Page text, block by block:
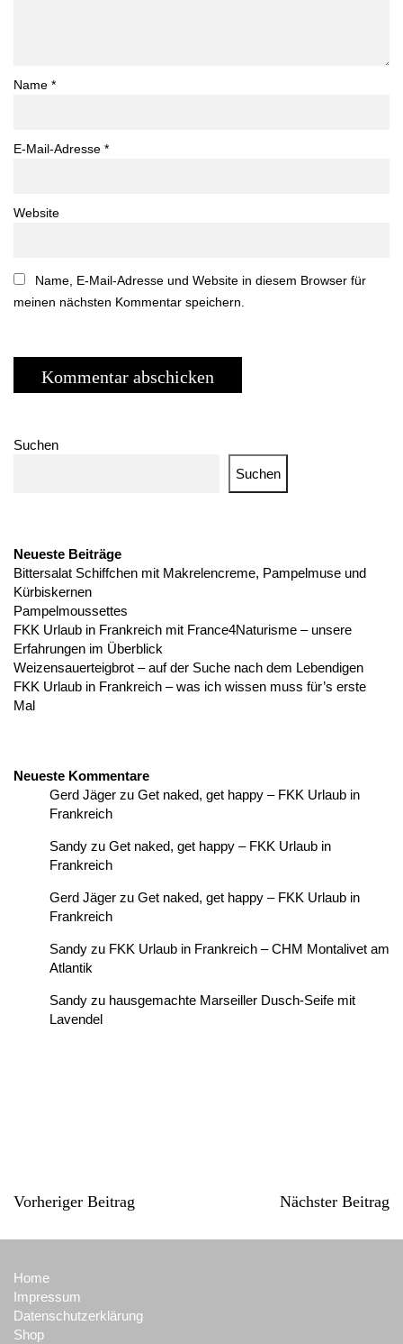
Name *
E-Mail-Adresse *
Website
Name, E-Mail-Adresse und Website in diesem Browser für
meinen nächsten Kommentar speichern.
Suchen
Suchen
Neueste Beiträge
Bittersalat Schiffchen mit Makrelencreme, Pampelmuse und
Kürbiskernen
Pampelmoussettes
FKK Urlaub in Frankreich mit France4Naturisme – unsere
Erfahrungen im Überblick
Weizensauerteigbrot – auf der Suche nach dem Lebendigen
FKK Urlaub in Frankreich – was ich wissen muss für’s erste
Mal
Neueste Kommentare
Gerd Jäger zu Get naked, get happy – FKK Urlaub in
Frankreich
Sandy zu Get naked, get happy – FKK Urlaub in
Frankreich
Gerd Jäger zu Get naked, get happy – FKK Urlaub in
Frankreich
Sandy zu FKK Urlaub in Frankreich – CHM Montalivet am
Atlantik
Sandy zu hausgemachte Marseiller Dusch-Seife mit
Lavendel
Vorheriger Beitrag Nächster Beitrag
Home
Impressum
Datenschutzerklärung
Shop